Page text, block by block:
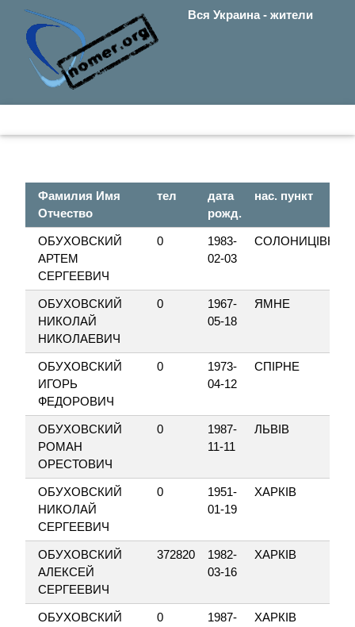
Вся Украина - жители
Фамилия Имя
Отчество
тел
дата
рожд.
нас. пункт
ОБУХОВСКИЙ
АРТЕМ
СЕРГЕЕВИЧ
0
1983-
02-03
СОЛОНИЦІВКА
ОБУХОВСКИЙ
НИКОЛАЙ
НИКОЛАЕВИЧ
0
1967-
05-18
ЯМНЕ
ОБУХОВСКИЙ
ИГОРЬ
ФЕДОРОВИЧ
0
1973-
04-12
СПІРНЕ
ОБУХОВСКИЙ
РОМАН
ОРЕСТОВИЧ
0
1987-
11-11
ЛЬВІВ
ОБУХОВСКИЙ
НИКОЛАЙ
СЕРГЕЕВИЧ
0
1951-
01-19
ХАРКІВ
ОБУХОВСКИЙ
АЛЕКСЕЙ
СЕРГЕЕВИЧ
372820
1982-
03-16
ХАРКІВ
ОБУХОВСКИЙ
0
1987-
ХАРКІВ